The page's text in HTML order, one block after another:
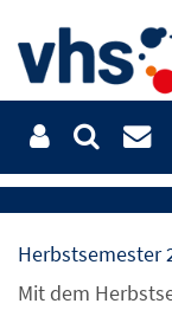
Herbstsemester
Mit dem